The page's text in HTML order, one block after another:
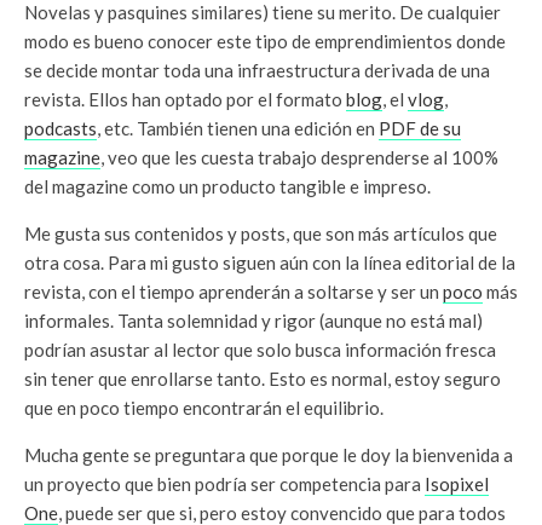
Novelas y pasquines similares) tiene su merito. De cualquier
modo es bueno conocer este tipo de emprendimientos donde
se decide montar toda una infraestructura derivada de una
revista. Ellos han optado por el formato blog , el vlog
podcasts , etc. También tienen una edición en PDF de su
magazine , veo que les cuesta trabajo desprenderse al 100%
del magazine como un producto tangible e impreso.
Me gusta sus contenidos y posts, que son más artículos que
otra cosa. Para mi gusto siguen aún con la línea editorial de la
revista, con el tiempo aprenderán a soltarse y ser un poco más
informales. Tanta solemnidad y rigor (aunque no está mal)
podrían asustar al lector que solo busca información fresca
sin tener que enrollarse tanto. Esto es normal, estoy seguro
que en poco tiempo encontrarán el equilibrio.
Mucha gente se preguntara que porque le doy la bienvenida a
un proyecto que bien podría ser competencia para Isopixel
One , puede ser que si, pero estoy convencido que para todos